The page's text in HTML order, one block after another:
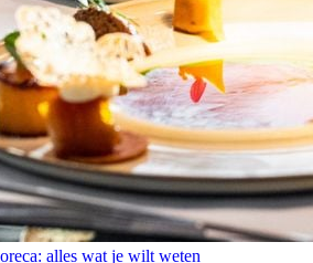
alles wat je wilt weten